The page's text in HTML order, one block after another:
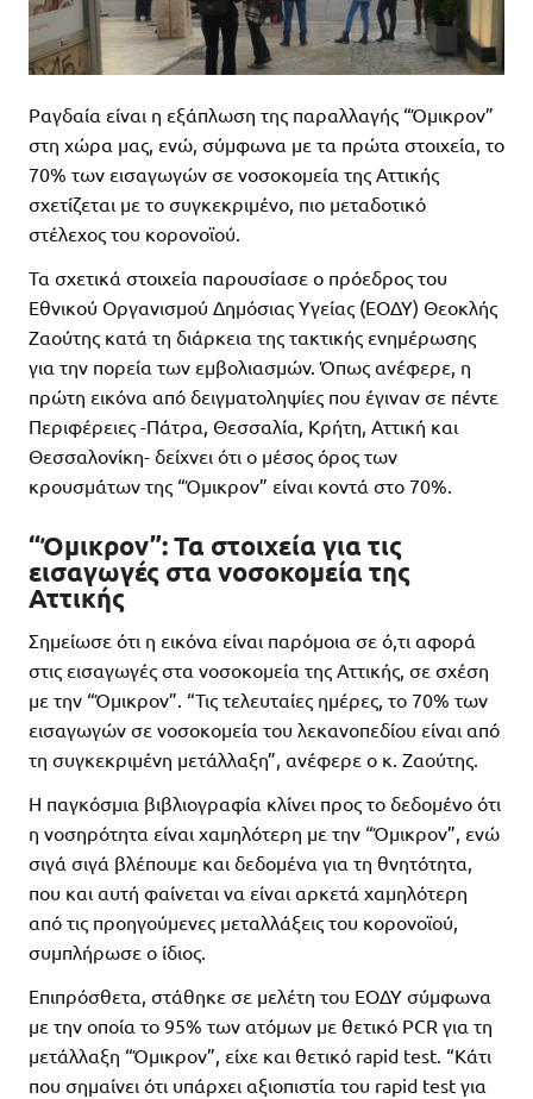
Ραγδαία είναι η εξάπλωση της παραλλαγής “Όμικρον”
στη χώρα μας, ενώ, σύμφωνα με τα πρώτα στοιχεία, το
70% των εισαγωγών σε νοσοκομεία της Αττικής
σχετίζεται με το συγκεκριμένο, πιο μεταδοτικό
στέλεχος του κορονοϊού.
Τα σχετικά στοιχεία παρουσίασε ο πρόεδρος του
Εθνικού Οργανισμού Δημόσιας Υγείας (ΕΟΔΥ) Θεοκλής
Ζαούτης κατά τη διάρκεια της τακτικής ενημέρωσης
για την πορεία των εμβολιασμών. Όπως ανέφερε, η
πρώτη εικόνα από δειγματοληψίες που έγιναν σε πέντε
Περιφέρειες -Πάτρα, Θεσσαλία, Κρήτη, Αττική και
Θεσσαλονίκη- δείχνει ότι ο μέσος όρος των
κρουσμάτων της “Όμικρον” είναι κοντά στο 70%.
“Όμικρον”: Τα στοιχεία για τις
εισαγωγές στα νοσοκομεία της
Αττικής
Σημείωσε ότι η εικόνα είναι παρόμοια σε ό,τι αφορά
στις εισαγωγές στα νοσοκομεία της Αττικής, σε σχέση
με την “Όμικρον”. “Τις τελευταίες ημέρες, το 70% των
εισαγωγών σε νοσοκομεία του λεκανοπεδίου είναι από
τη συγκεκριμένη μετάλλαξη”, ανέφερε ο κ. Ζαούτης.
Η παγκόσμια βιβλιογραφία κλίνει προς το δεδομένο ότι
η νοσηρότητα είναι χαμηλότερη με την “Όμικρον”, ενώ
σιγά σιγά βλέπουμε και δεδομένα για τη θνητότητα,
που και αυτή φαίνεται να είναι αρκετά χαμηλότερη
από τις προηγούμενες μεταλλάξεις του κορονοϊού,
συμπλήρωσε ο ίδιος.
Επιπρόσθετα, στάθηκε σε μελέτη του ΕΟΔΥ σύμφωνα
με την οποία το 95% των ατόμων με θετικό PCR για τη
μετάλλαξη “Όμικρον”, είχε και θετικό rapid test. “Κάτι
που σημαίνει ότι υπάρχει αξιοπιστία του rapid test για